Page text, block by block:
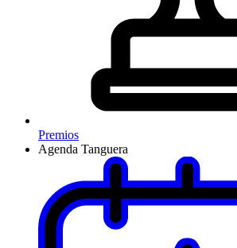
Premios
Agenda Tanguera